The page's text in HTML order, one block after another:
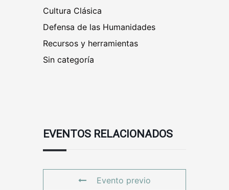
Cultura Clásica
Defensa de las Humanidades
Recursos y herramientas
Sin categoría
EVENTOS RELACIONADOS
Evento previo